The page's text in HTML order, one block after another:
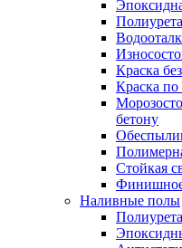
Краска
Краска
бетону
Стойкая
Финишное
Наливные полы